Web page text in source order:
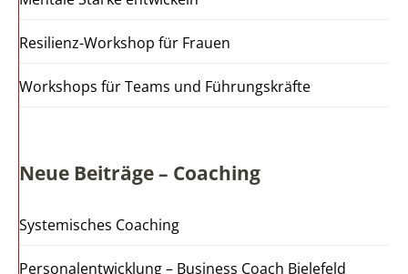
Resilienz-Workshop für Frauen
Workshops für Teams und Führungskräfte
Neue Beiträge – Coaching
Systemisches Coaching
Personalentwicklung – Business Coach Bielefeld